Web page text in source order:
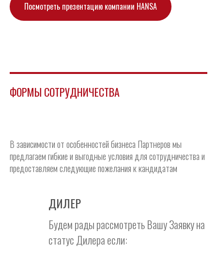
Посмотреть презентацию компании HANSA
ФОРМЫ СОТРУДНИЧЕСТВА
В зависимости от особенностей бизнеса Партнеров мы
предлагаем гибкие и выгодные условия для сотрудничества и
предоставляем следующие пожелания к кандидатам
ДИЛЕР
Будем рады рассмотреть Вашу Заявку на
статус Дилера если: